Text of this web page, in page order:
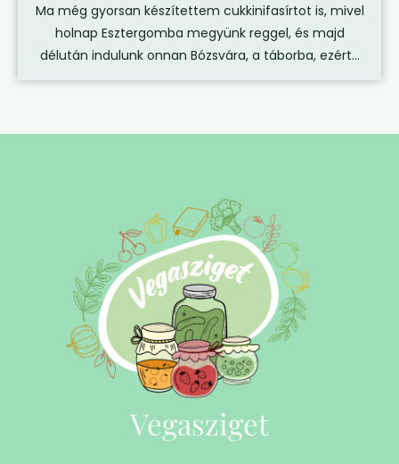
Ma még gyorsan készítettem cukkinifasírtot is, mivel
holnap Esztergomba megyünk reggel, és majd
délután indulunk onnan Bózsvára, a táborba, ezért...
Vegasziget